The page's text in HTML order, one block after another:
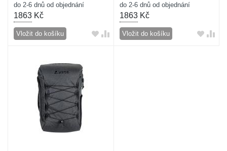
do 2-6 dnů od objednání
1863 Kč
Vložit do košíku
do 2-6 dnů od objednání
1863Kč
Vložit do košíku